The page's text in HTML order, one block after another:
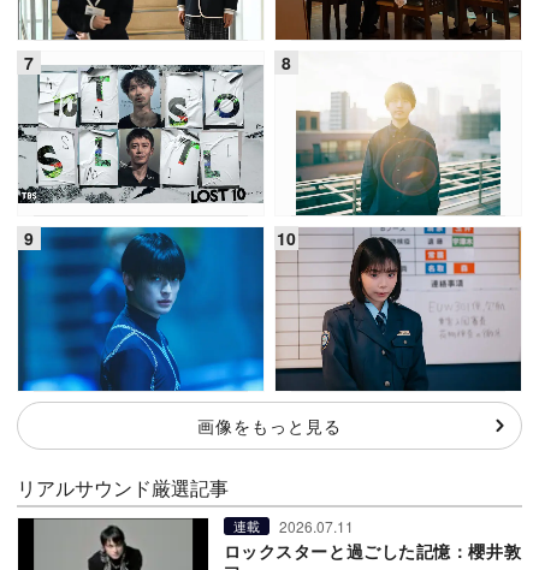
画像をもっと見る
リアルサウンド厳選記事
連載 2026.07.11
ロックスターと過ごした記憶：櫻井敦